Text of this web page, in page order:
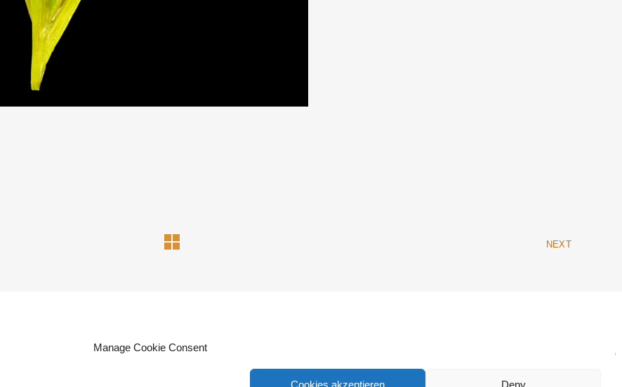
Manage Cookie Consent
Cookies akzeptieren Deny
NEXT
geschützt. Alle Rechte, einschließlich der Vervielfältigung, Veröffentlichung, Bearbeitung und Übersetzung, bleiben vorbehalten. Bitte lesen Sie
verstößt (z.B. Bilder oder Texte unerlaubt kopiert), macht sich gem. §§ 106 ff UrhG strafbar, wird zudem kostenpflichtig abgemahnt und muss